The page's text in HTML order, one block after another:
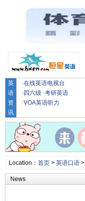
英
语
资
讯
·在线英语电视台
· 四六级 ·考研英语
·VOA英语听力
Location： 首页> 英语口语>
News